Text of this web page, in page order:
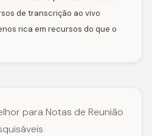
de transcrição ao vivo
rica em recursos do que o
para Notas de Reunião